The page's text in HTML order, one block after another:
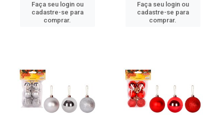
Faça seu login ou
cadastre-se para
comprar.
Faça seu login ou
cadastre-se para
comprar.